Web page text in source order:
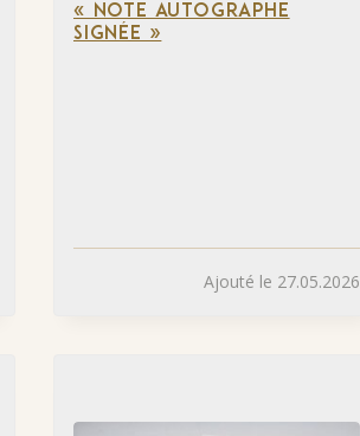
« NOTE AUTOGRAPHE
SIGNÉE »
Ajouté le 27.05.2026